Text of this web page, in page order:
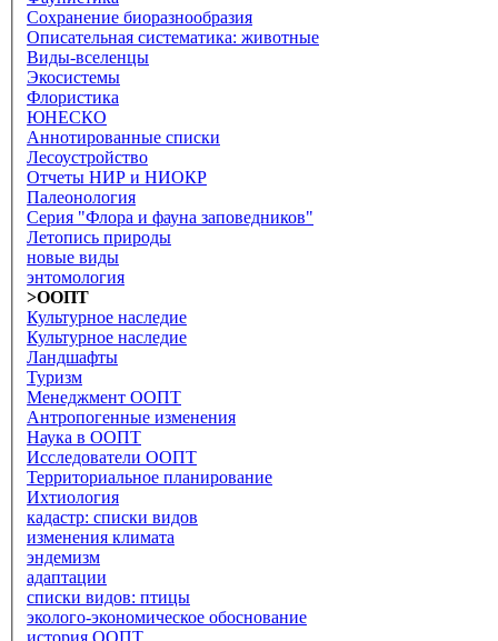
Сохранение биоразнообразия
Описательная систематика: животные
Виды-вселенцы
Экосистемы
Флористика
ЮНЕСКО
Аннотированные списки
Лесоустройство
Отчеты НИР и НИОКР
Палеонология
Серия "Флора и фауна заповедников"
Летопись природы
новые виды
энтомология
>ООПТ
Культурное наследие
Культурное наследие
Ландшафты
Туризм
Менеджмент ООПТ
Антропогенные изменения
Наука в ООПТ
Исследователи ООПТ
Территориальное планирование
Ихтиология
кадастр: списки видов
изменения климата
эндемизм
адаптации
списки видов: птицы
эколого-экономическое обоснование